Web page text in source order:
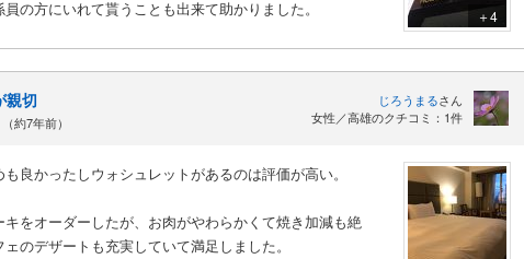
の方にいれて貰うことも出来て助かりました。
＋4
親切
約7年前）
じろうまるさん
女性／高雄のクチコミ：1件
良かったしウォシュレットがあるのは評価が高い。
をオーダーしたが、お肉がやわらかくて焼き加減も絶
のデザートも充実していて満足しました。